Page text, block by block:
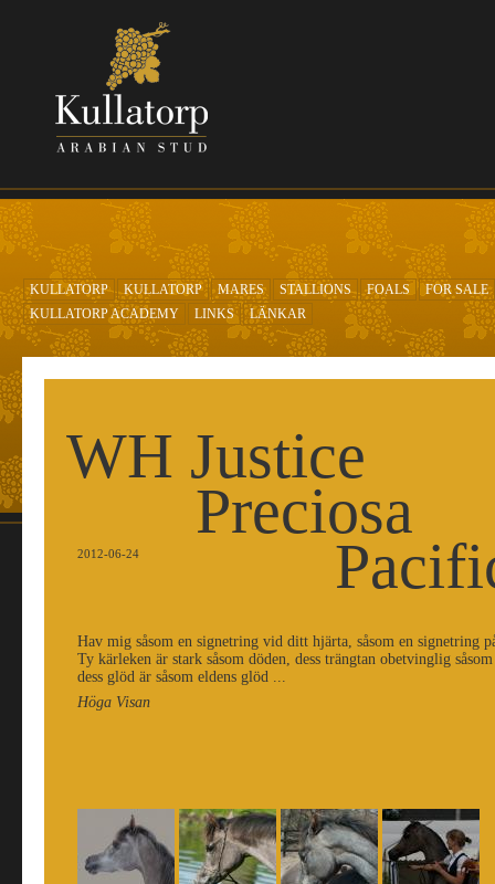
KULLATORP KULLATORP MARES STALLIONS FOALS
FOR SALE
KULLATORP ACADEMY
LINKS LÄNKAR
WH Justice
Preciosa
2012-06-24
Hav mig såsom en signetring vid ditt hjärta, såsom en signetring
Ty kärleken är stark såsom döden, dess trängtan obetvinglig
dess glöd är såsom eldens glöd ...
Höga Visan